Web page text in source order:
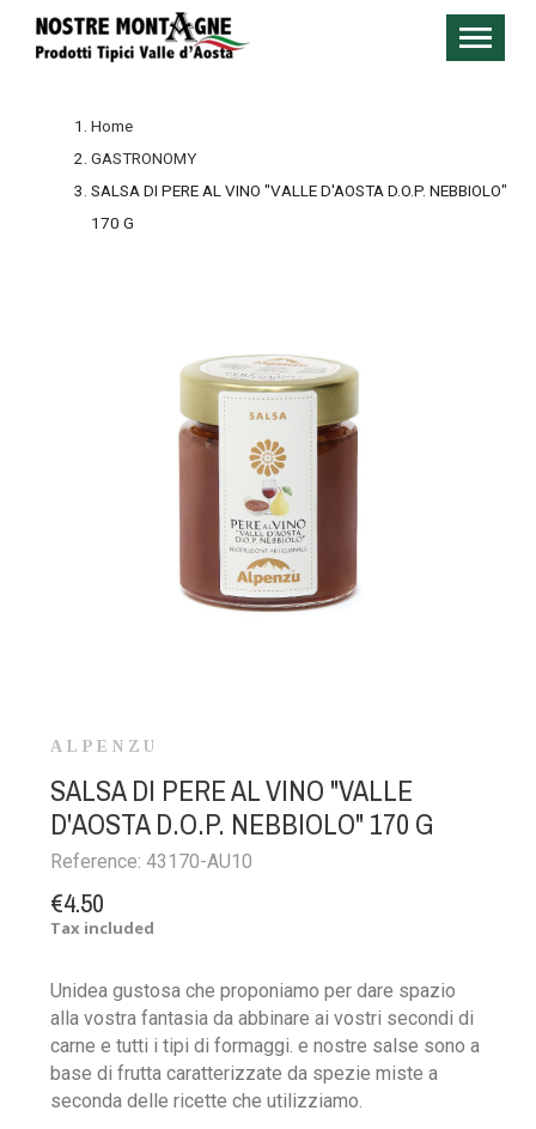
Home
GASTRONOMY
SALSA DI PERE AL VINO "VALLE D'AOSTA D.O.P. NEBBIOLO"
170 G
ALPENZU
SALSA DI PERE AL VINO "VALLE
D'AOSTA D.O.P. NEBBIOLO" 170 G
Reference:43170-AU10
€4.50
Tax included
Unidea gustosa che proponiamo per dare spazio
alla vostra fantasia da abbinare ai vostri secondi di
carne e tutti i tipi di formaggi. e nostre salse sono a
base di frutta caratterizzate da spezie miste a
seconda delle ricette che utilizziamo.